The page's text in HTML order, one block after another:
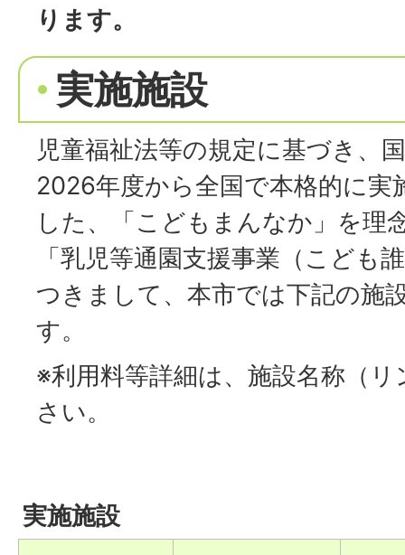
ります。
実施施設
児童福祉法等の規定に基づき、
2026年度から全国で本格的に
した、「こどもまんなか」を理
「乳児等通園支援事業（こども
つきまして、本市では下記の施
す。
※利用料等詳細は、施設名称（
さい。
実施施設